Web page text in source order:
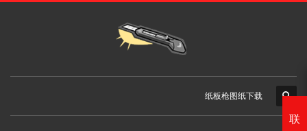
纸板枪图纸下载
联